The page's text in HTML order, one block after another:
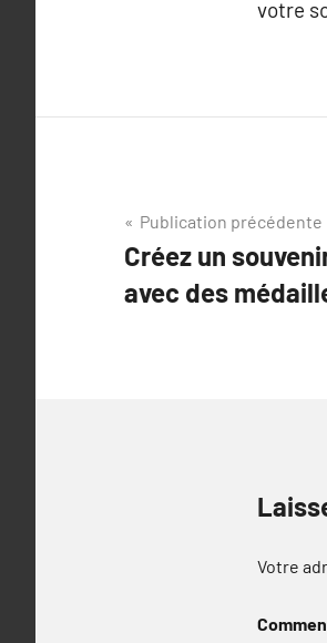
votre
Navigation
de
l’article
Publication précédente
Créez un
avec des
Votre